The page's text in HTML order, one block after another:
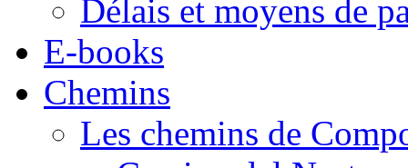
Délais et moyens de
E-books
Chemins
Les chemins de